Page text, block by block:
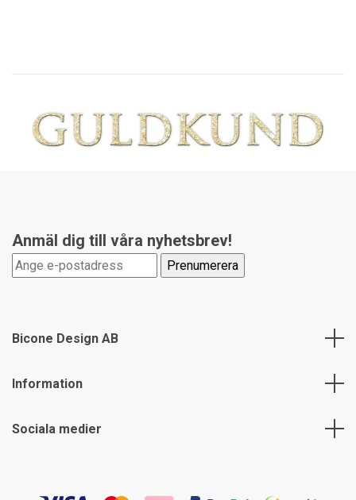
Anmäl dig till våra nyhetsbrev!
Bicone Design AB
Information
Sociala medier